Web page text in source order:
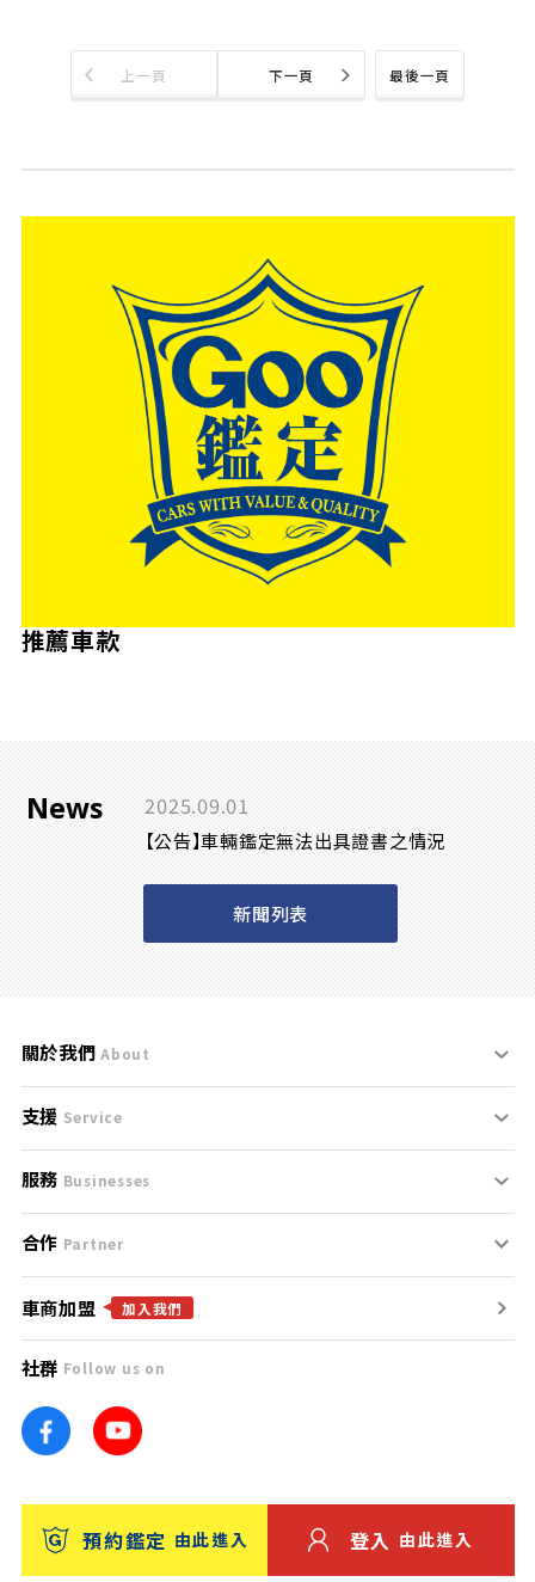
最後一頁
上一頁 下一頁
推薦車款
News 2025.09.01
【公告】車輛鑑定無法出具證書之情況
新聞列表
關於我們 About
刊登規範
服務條款
免責聲明
隱私權政策
團隊
車訊網
台灣優良中古車商大獎
支援 Service
支援中心
聯絡我們
服務 Businesses
什麼是Goo鑑定？
找好車
找好店
找海外車
消費者評價
保固
合作 Partner
合作夥伴
廣告合作
車商加盟 加入我們
社群 Follow us on
預約鑑定 由此進入 登入 由此進入